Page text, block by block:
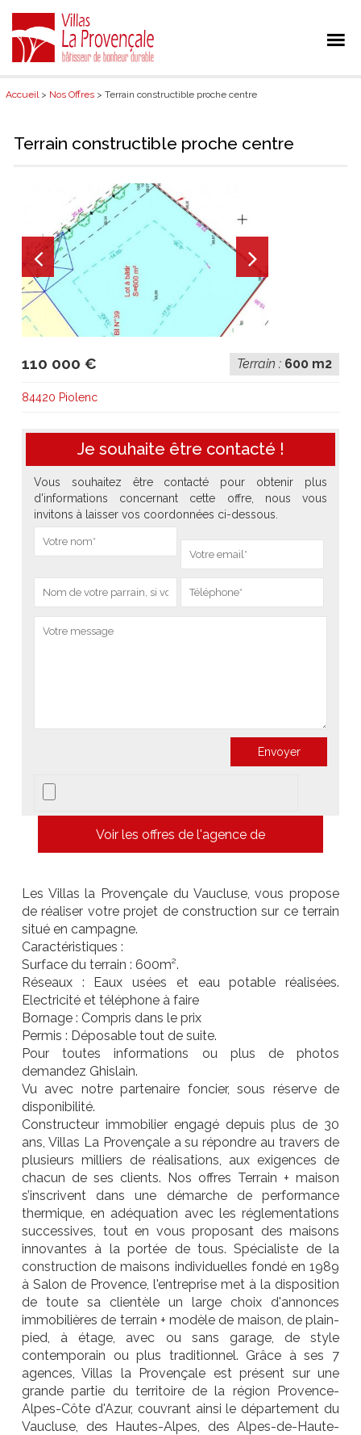
Accueil> Nos Offres > Terrain constructible proche centre
Terrain constructible proche centre
110 000 € Terrain : 600 m2
84420 Piolenc
Je souhaite être contacté !
Vous souhaitez être contacté pour obtenir plus
d'informations concernant cette offre, nous vous
invitons à laisser vos coordonnées ci-dessous.
Voir les offres de l'agence de
Les Villas la Provençale du Vaucluse, vous propose
de réaliser votre projet de construction sur ce terrain
situé en campagne.
Caractéristiques :
Surface du terrain : 600m².
Réseaux : Eaux usées et eau potable réalisées.
Electricité et téléphone à faire
Bornage : Compris dans le prix
Permis : Déposable tout de suite.
Pour toutes informations ou plus de photos
demandez Ghislain.
Vu avec notre partenaire foncier, sous réserve de
disponibilité.
Constructeur immobilier engagé depuis plus de 30
ans, Villas La Provençale a su répondre au travers de
plusieurs milliers de réalisations, aux exigences de
chacun de ses clients. Nos offres Terrain + maison
s’inscrivent dans une démarche de performance
thermique, en adéquation avec les réglementations
successives, tout en vous proposant des maisons
innovantes à la portée de tous. Spécialiste de la
construction de maisons individuelles fondé en 1989
à Salon de Provence, l'entreprise met à la disposition
de toute sa clientèle un large choix d'annonces
immobilières de terrain + modèle de maison, de plain-
pied, à étage, avec ou sans garage, de style
contemporain ou plus traditionnel. Grâce à ses 7
agences, Villas la Provençale est présent sur une
grande partie du territoire de la région Provence-
Alpes-Côte d'Azur, couvrant ainsi le département du
Vaucluse, des Hautes-Alpes, des Alpes-de-Haute-